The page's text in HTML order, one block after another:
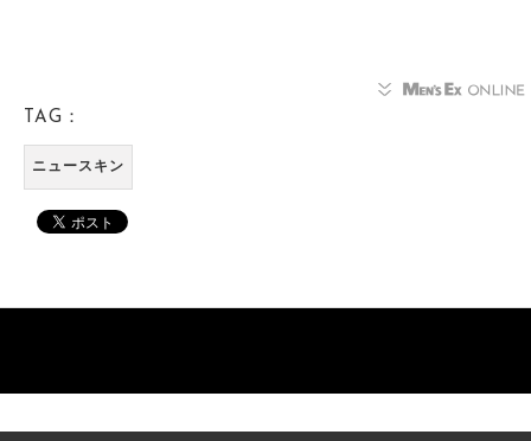
TAG：
ニュースキン